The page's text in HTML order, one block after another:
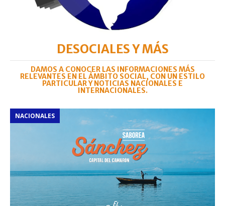
DESOCIALES Y MÁS
DAMOS A CONOCER LAS INFORMACIONES MÁS
RELEVANTES EN EL ÁMBITO SOCIAL, CON UN ESTILO
PARTICULAR Y NOTICIAS NACIONALES E
INTERNACIONALES.
NACIONALES